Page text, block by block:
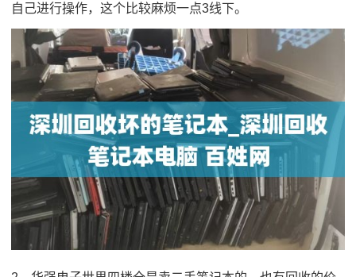
自己进行操作，这个比较麻烦一点3线下。